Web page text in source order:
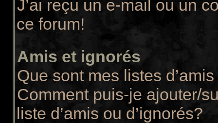
J’ai reçu un e-mail ou un
ce forum!
Amis et ignorés
Que sont mes listes
Comment puis-je ajouter/
liste d’amis ou d’ignorés?